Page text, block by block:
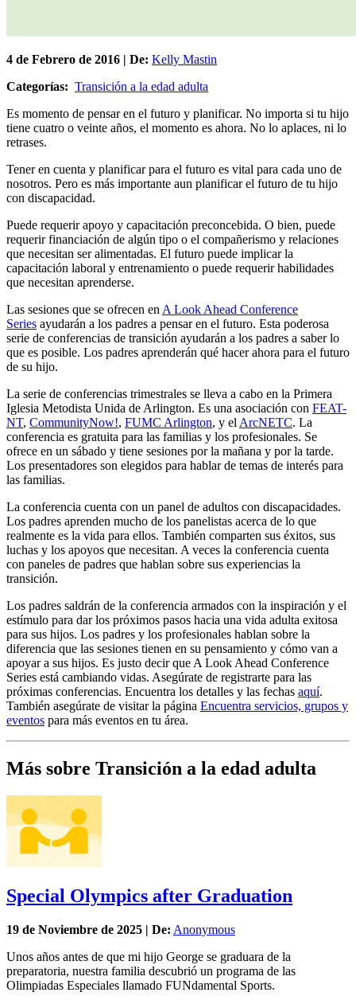
4 de Febrero de 2016 | De: Kelly Mastin
Categorías: Transición a la edad adulta
Es momento de pensar en el futuro y planificar. No importa si tu hijo
tiene cuatro o veinte años, el momento es ahora. No lo aplaces, ni lo
retrases.
Tener en cuenta y planificar para el futuro es vital para cada uno de
nosotros. Pero es más importante aun planificar el futuro de tu hijo
con discapacidad.
Puede requerir apoyo y capacitación preconcebida. O bien, puede
requerir financiación de algún tipo o el compañerismo y relaciones
que necesitan ser alimentadas. El futuro puede implicar la
capacitación laboral y entrenamiento o puede requerir habilidades
que necesitan aprenderse.
Las sesiones que se ofrecen en A Look Ahead Conference
Series ayudarán a los padres a pensar en el futuro. Esta poderosa
serie de conferencias de transición ayudarán a los padres a saber lo
que es posible. Los padres aprenderán qué hacer ahora para el futuro
de su hijo.
La serie de conferencias trimestrales se lleva a cabo en la Primera
Iglesia Metodista Unida de Arlington. Es una asociación con FEAT-
NT, CommunityNow!, FUMC Arlington, y el ArcNETC. La
conferencia es gratuita para las familias y los profesionales. Se
ofrece en un sábado y tiene sesiones por la mañana y por la tarde.
Los presentadores son elegidos para hablar de temas de interés para
las familias.
La conferencia cuenta con un panel de adultos con discapacidades.
Los padres aprenden mucho de los panelistas acerca de lo que
realmente es la vida para ellos. También comparten sus éxitos, sus
luchas y los apoyos que necesitan. A veces la conferencia cuenta
con paneles de padres que hablan sobre sus experiencias la
transición.
Los padres saldrán de la conferencia armados con la inspiración y el
estímulo para dar los próximos pasos hacia una vida adulta exitosa
para sus hijos. Los padres y los profesionales hablan sobre la
diferencia que las sesiones tienen en su pensamiento y cómo van a
apoyar a sus hijos. Es justo decir que A Look Ahead Conference
Series está cambiando vidas. Asegúrate de registrarte para las
próximas conferencias. Encuentra los detalles y las fechas aquí.
También asegúrate de visitar la página Encuentra servicios, grupos y
eventos para más eventos en tu área.
Más sobre Transición a la edad adulta
Special Olympics after Graduation
19 de Noviembre de 2025 | De: Anonymous
Unos años antes de que mi hijo George se graduara de la
preparatoria, nuestra familia descubrió un programa de las
Olimpiadas Especiales llamado FUNdamental Sports.